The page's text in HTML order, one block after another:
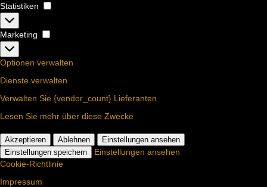
Statistiken
Statistiken
Marketing
Marketing
Optionen verwalten
Dienste verwalten
Verwalten Sie {vendor_count} Lieferanten
Lesen Sie mehr über diese Zwecke
Akzeptieren Ablehnen
Einstellungen ansehen
Einstellungen speichern
Einstellungen ansehen
Cookie-Richtlinie
Impressum